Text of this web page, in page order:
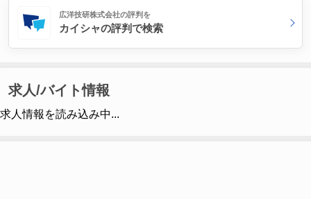
広洋技研株式会社の評判を
カイシャの評判で検索
求人/バイト情報
求人情報を読み込み中...